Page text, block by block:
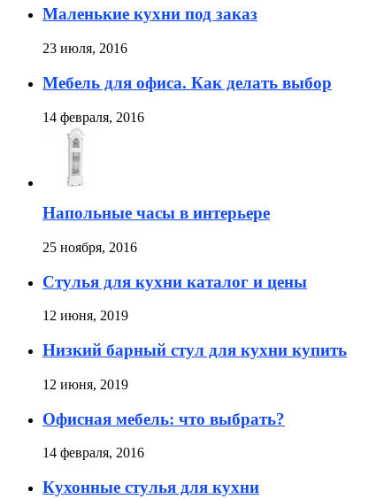
Маленькие кухни под заказ
23 июля, 2016
Мебель для офиса. Как делать выбор
14 февраля, 2016
Напольные часы в интерьере
25 ноября, 2016
Стулья для кухни каталог и цены
12 июня, 2019
Низкий барный стул для кухни купить
12 июня, 2019
Офисная мебель: что выбрать?
14 февраля, 2016
Кухонные стулья для кухни